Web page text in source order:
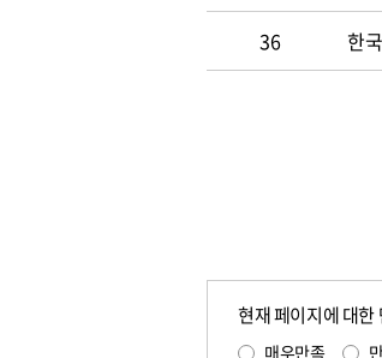
36 한
현재 페이지에 대한
매우만족